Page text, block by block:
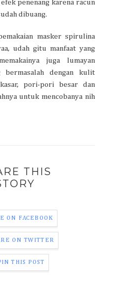
penenang karena racun
dibuang.
masker spirulina
udah gitu manfaat yang
juga lumayan
bermasalah dengan kulit
pori-pori besar dan
untuk mencobanya nih
THIS
ON FACEBOOK
ON TWITTER
THIS POST